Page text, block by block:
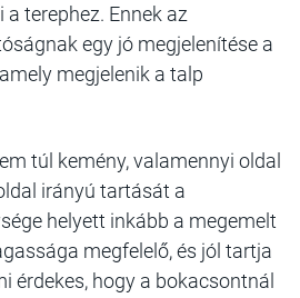
terephez. Ennek az
egy jó megjelenítése a
megjelenik a talp
túl kemény, valamennyi oldal
irányú tartását a
helyett inkább a megemelt
megfelelő, és jól tartja
érdekes, hogy a bokacsontnál